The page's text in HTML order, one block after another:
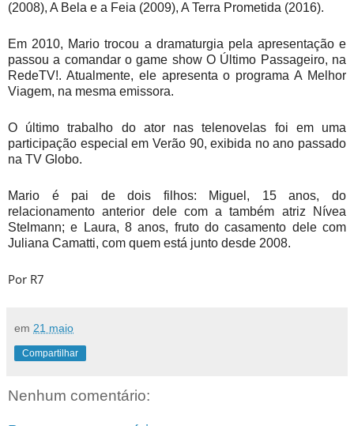
(2008), A Bela e a Feia (2009), A Terra Prometida (2016).
Em 2010, Mario trocou a dramaturgia pela apresentação e
passou a comandar o game show O Último Passageiro, na
RedeTV!. Atualmente, ele apresenta o programa A Melhor
Viagem, na mesma emissora.
O último trabalho do ator nas telenovelas foi em uma
participação especial em Verão 90, exibida no ano passado
na TV Globo.
Mario é pai de dois filhos: Miguel, 15 anos, do
relacionamento anterior dele com a também atriz Nívea
Stelmann; e Laura, 8 anos, fruto do casamento dele com
Juliana Camatti, com quem está junto desde 2008.
Por R7
em 21 maio
Compartilhar
Nenhum comentário: